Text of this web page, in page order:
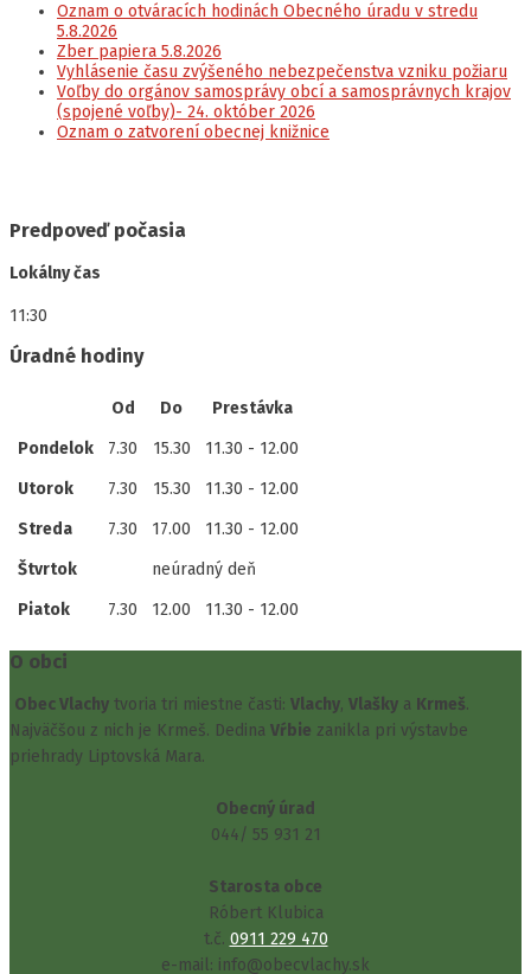
Oznam o otváracích hodinách Obecného úradu v stredu
5.8.2026
Zber papiera 5.8.2026
Vyhlásenie času zvýšeného nebezpečenstva vzniku požiaru
Voľby do orgánov samosprávy obcí a samosprávnych krajov
(spojené voľby)- 24. október 2026
Oznam o zatvorení obecnej knižnice
Predpoveď počasia
Lokálny čas
11:30
Úradné hodiny
Od Do
Prestávka
Pondelok
7.30 15.30
11.30 - 12.00
Utorok
7.30 15.30
11.30 - 12.00
Streda
7.30 17.00
11.30 - 12.00
Štvrtok
neúradný deň
Piatok
7.30 12.00 11.30 - 12.00
O obci
Obec Vlachy tvoria tri miestne časti: Vlachy, Vlašky a Krmeš.
Najväčšou z nich je Krmeš. Dedina Vŕbie zanikla pri výstavbe
priehrady Liptovská Mara.
Obecný úrad
044/ 55 931 21
Starosta obce
Róbert Klubica
t.č. 0911 229 470
e-mail: info@obecvlachy.sk